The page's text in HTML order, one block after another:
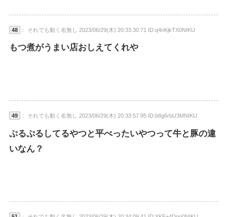
48 ： それでも動く名無し 2023/06/29(木) 20:33:30.71 ID:q4nKjkTX0NIKU
もつ煮がうまい店おしえてくれや
49 ： それでも動く名無し 2023/06/29(木) 20:33:57.95 ID:b8g6rbU3MNIKU
ぷるぷるしてるやつと平べったいやつって牛と豚の違
いなん？